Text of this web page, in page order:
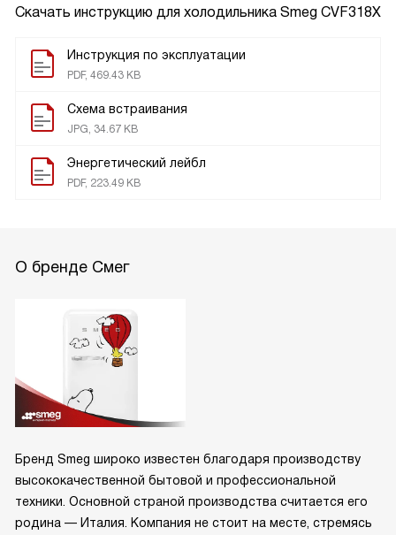
Скачать инструкцию для холодильника Smeg CVF318X
Инструкция по эксплуатации
PDF, 469.43 KB
Схема встраивания
JPG, 34.67 KB
Энергетический лейбл
PDF, 223.49 KB
О бренде Смег
Бренд Smeg широко известен благодаря производству
высококачественной бытовой и профессиональной
техники. Основной страной производства считается его
родина — Италия. Компания не стоит на месте, стремясь